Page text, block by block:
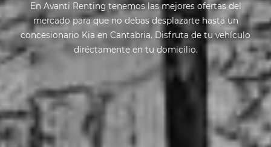
En Avanti Renting tenemos las mejores ofertas del
mercado para que no debas desplazarte hasta un
concesionario Kia en Cantabria. Disfruta de tu vehículo
diréctamente en tu domicilio.